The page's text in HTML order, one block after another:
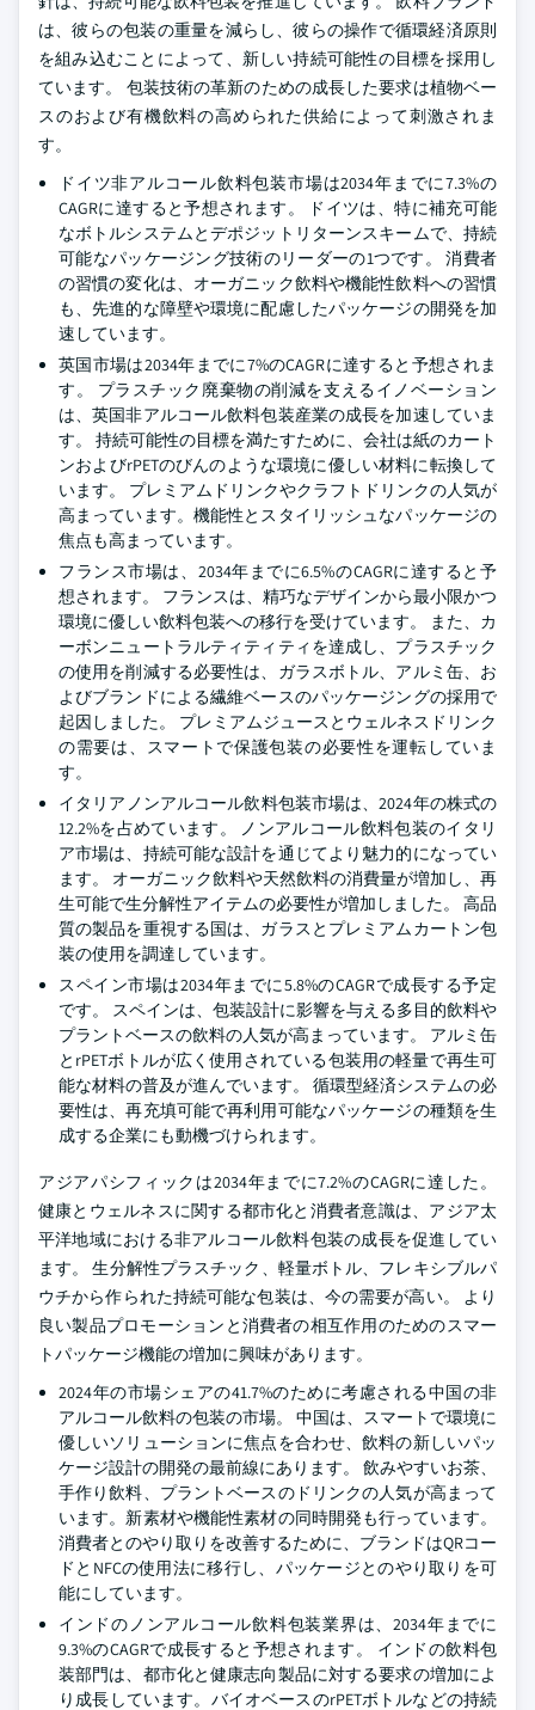
は、彼らの包装の重量を減らし、彼らの操作で循環経済原則
を組み込むことによって、新しい持続可能性の目標を採用し
ています。 包装技術の革新のための成長した要求は植物ベー
スのおよび有機飲料の高められた供給によって刺激されま
す。
ドイツ非アルコール飲料包装市場は2034年までに7.3%の
CAGRに達すると予想されます。 ドイツは、特に補充可能
なボトルシステムとデポジットリターンスキームで、持続
可能なパッケージング技術のリーダーの1つです。 消費者
の習慣の変化は、オーガニック飲料や機能性飲料への習慣
も、先進的な障壁や環境に配慮したパッケージの開発を加
速しています。
英国市場は2034年までに7%のCAGRに達すると予想されま
す。 プラスチック廃棄物の削減を支えるイノベーション
は、英国非アルコール飲料包装産業の成長を加速していま
す。 持続可能性の目標を満たすために、会社は紙のカート
ンおよびrPETのびんのような環境に優しい材料に転換して
います。 プレミアムドリンクやクラフトドリンクの人気が
高まっています。機能性とスタイリッシュなパッケージの
焦点も高まっています。
フランス市場は、2034年までに6.5%のCAGRに達すると予
想されます。 フランスは、精巧なデザインから最小限かつ
環境に優しい飲料包装への移行を受けています。 また、カ
ーボンニュートラルティティティを達成し、プラスチック
の使用を削減する必要性は、ガラスボトル、アルミ缶、お
よびブランドによる繊維ベースのパッケージングの採用で
起因しました。 プレミアムジュースとウェルネスドリンク
の需要は、スマートで保護包装の必要性を運転していま
す。
イタリアノンアルコール飲料包装市場は、2024年の株式の
12.2%を占めています。 ノンアルコール飲料包装のイタリ
ア市場は、持続可能な設計を通じてより魅力的になってい
ます。 オーガニック飲料や天然飲料の消費量が増加し、再
生可能で生分解性アイテムの必要性が増加しました。 高品
質の製品を重視する国は、ガラスとプレミアムカートン包
装の使用を調達しています。
スペイン市場は2034年までに5.8%のCAGRで成長する予定
です。 スペインは、包装設計に影響を与える多目的飲料や
プラントベースの飲料の人気が高まっています。 アルミ缶
とrPETボトルが広く使用されている包装用の軽量で再生可
能な材料の普及が進んでいます。 循環型経済システムの必
要性は、再充填可能で再利用可能なパッケージの種類を生
成する企業にも動機づけられます。
アジアパシフィックは2034年までに7.2%のCAGRに達した。
健康とウェルネスに関する都市化と消費者意識は、アジア太
平洋地域における非アルコール飲料包装の成長を促進してい
ます。 生分解性プラスチック、軽量ボトル、フレキシブルパ
ウチから作られた持続可能な包装は、今の需要が高い。 より
良い製品プロモーションと消費者の相互作用のためのスマー
トパッケージ機能の増加に興味があります。
2024年の市場シェアの41.7%のために考慮される中国の非
アルコール飲料の包装の市場。 中国は、スマートで環境に
優しいソリューションに焦点を合わせ、飲料の新しいパッ
ケージ設計の開発の最前線にあります。 飲みやすいお茶、
手作り飲料、プラントベースのドリンクの人気が高まって
います。新素材や機能性素材の同時開発も行っています。
消費者とのやり取りを改善するために、ブランドはQRコー
ドとNFCの使用法に移行し、パッケージとのやり取りを可
能にしています。
インドのノンアルコール飲料包装業界は、2034年までに
9.3%のCAGRで成長すると予想されます。 インドの飲料包
装部門は、都市化と健康志向製品に対する要求の増加によ
り成長しています。バイオベースのrPETボトルなどの持続